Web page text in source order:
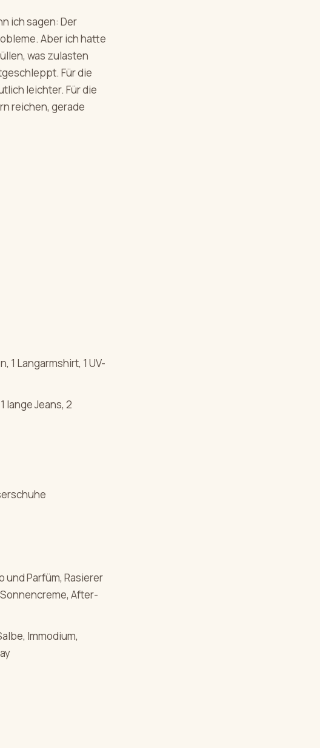
ich sagen: Der
Aber ich hatte
was zulasten
Für die
leichter. Für die
reichen, gerade
1 Langarmshirt, 1 UV-
lange Jeans, 2
Parfüm, Rasierer
After-
Immodium,